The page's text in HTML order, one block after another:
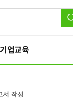
기업교육
서 작성